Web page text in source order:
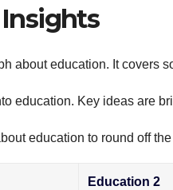
about education. It covers
education. Key ideas are
education to round off
Education 2